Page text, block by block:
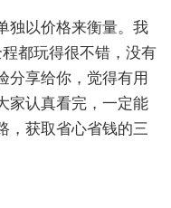
独以价格来衡量。我
都玩得很不错，没有
分享给你，觉得有用
家认真看完，一定能
，获取省心省钱的三